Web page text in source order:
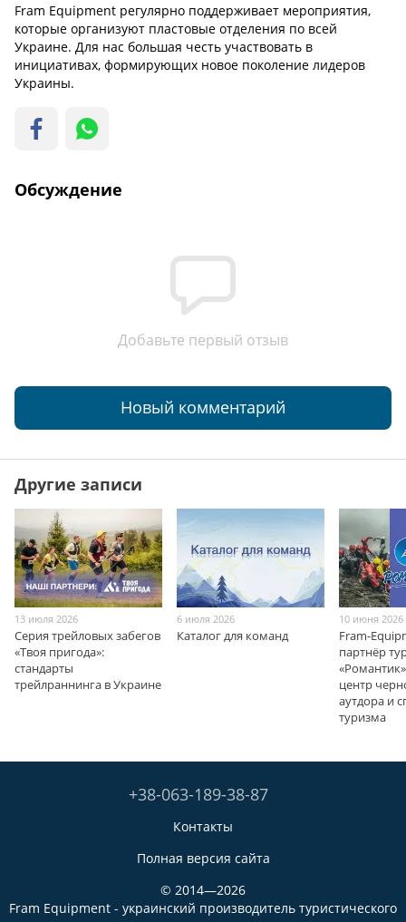
Fram Equipment регулярно поддерживает мероприятия,
которые организуют пластовые отделения по всей
Украине. Для нас большая честь участвовать в
инициативах, формирующих новое поколение лидеров
Украины.
Обсуждение
Добавьте первый отзыв
Новый комментарий
Другие записи
13 июля 2026
Серия трейловых забегов
«Твоя пригода»:
стандарты
трейлраннинга в Украине
6 июля 2026
Каталог для команд
10 июня 2026
Fram-
партнёр
центр
аутдора и
туризма
+38-063-189-38-87
Контакты
Полная версия сайта
© 2014—2026
Fram Equipment - украинский производитель туристического